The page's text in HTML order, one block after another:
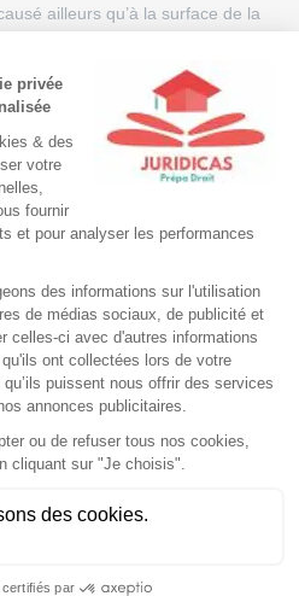
ailleurs qu’à la surface de la
d’un Etat de lancement par un
Etat de lancement, ce dernier
si le dommage est imputable à sa
de responsabilité qui est
des objets lancés
»entrée en vigueur le
et l’utilisation de
à des fins pacifiques.